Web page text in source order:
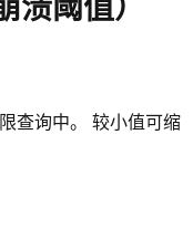
查询中。 较小值可缩